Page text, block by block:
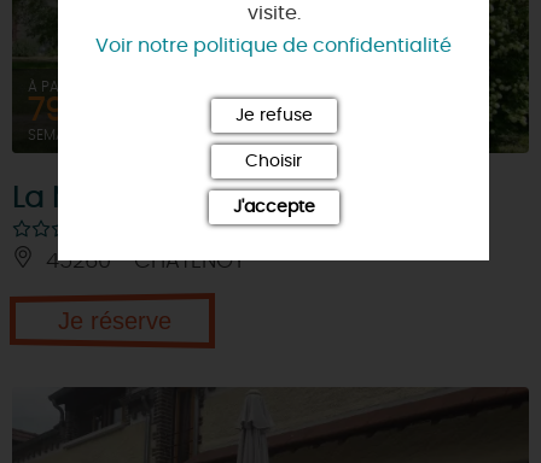
À PARTIR DE
790€
SEMAINE (MEUBLÉ)
La Maison du Pont de Bois
45260 - CHATENOY
Je réserve
visite.
Voir notre politique de confidentialité
Je refuse
Choisir
J'accepte